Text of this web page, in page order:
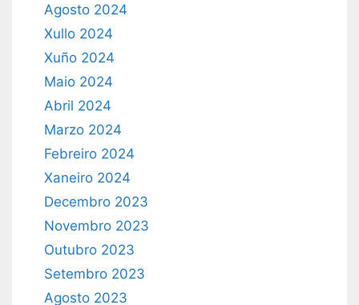
Agosto 2024
Xullo 2024
Xuño 2024
Maio 2024
Abril 2024
Marzo 2024
Febreiro 2024
Xaneiro 2024
Decembro 2023
Novembro 2023
Outubro 2023
Setembro 2023
Agosto 2023